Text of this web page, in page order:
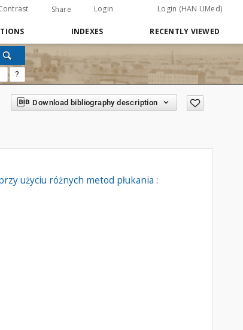
Share Login Login (HAN UMed)
INDEXES RECENTLY VIEWED
?
Download bibliography description
użyciu różnych metod płukania :